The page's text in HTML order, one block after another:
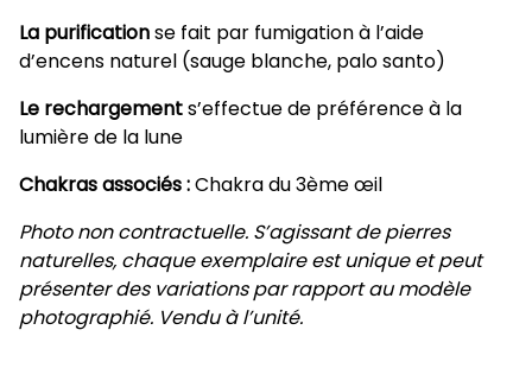
La purificationse fait par fumigation à l’aide
d’encens naturel (sauge blanche, palo santo)
Le rechargements’effectue de préférence à la
lumière de la lune
Chakras associés :Chakra du 3ème œil
Photo non contractuelle. S’agissant de pierres
naturelles, chaque exemplaire est unique et peut
présenter des variations par rapport au modèle
photographié. Vendu à l’unité.